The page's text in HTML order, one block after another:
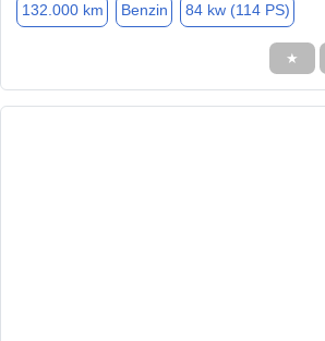
132.000 km Benzin 84 kw (114 PS)
★